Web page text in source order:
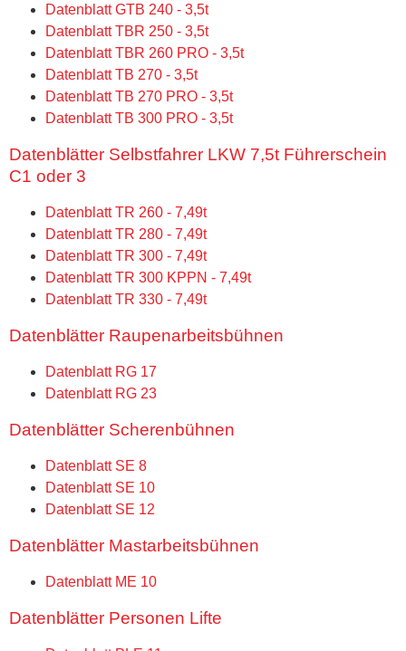
Datenblatt GTB 240 - 3,5t
Datenblatt TBR 250 - 3,5t
Datenblatt TBR 260 PRO - 3,5t
Datenblatt TB 270 - 3,5t
Datenblatt TB 270 PRO - 3,5t
Datenblatt TB 300 PRO - 3,5t
Datenblätter Selbstfahrer LKW 7,5t Führerschein
C1 oder 3
Datenblatt TR 260 - 7,49t
Datenblatt TR 280 - 7,49t
Datenblatt TR 300 - 7,49t
Datenblatt TR 300 KPPN - 7,49t
Datenblatt TR 330 - 7,49t
Datenblätter Raupenarbeitsbühnen
Datenblatt RG 17
Datenblatt RG 23
Datenblätter Scherenbühnen
Datenblatt SE 8
Datenblatt SE 10
Datenblatt SE 12
Datenblätter Mastarbeitsbühnen
Datenblatt ME 10
Datenblätter Personen Lifte